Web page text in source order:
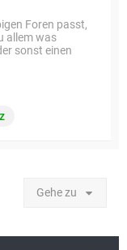
Foren passt,
allem was
sonst einen
Gehe zu